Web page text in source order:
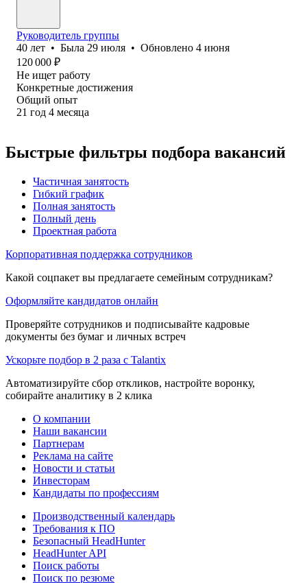
Руководитель группы
40 лет • Была 29 июля • Обновлено 4 июня
120 000 ₽
Не ищет работу
Конкретные достижения
Общий опыт
21 год 4 месяца
Быстрые фильтры подбора вакансий
Частичная занятость
Гибкий график
Полная занятость
Полный день
Проектная работа
Корпоративная поддержка сотрудников
Какой соцпакет вы предлагаете семейным сотрудникам?
Оформляйте кандидатов онлайн
Проверяйте сотрудников и подписывайте кадровые
документы без бумаг и личных встреч
Ускорьте подбор в 2 раза с Talantix
Автоматизируйте сбор откликов, настройте воронку,
собирайте аналитику в 2 клика
О компании
Наши вакансии
Партнерам
Реклама на сайте
Новости и статьи
Инвесторам
Кандидаты по профессиям
Производственный календарь
Требования к ПО
Безопасный HeadHunter
HeadHunter API
Поиск работы
Поиск по резюме